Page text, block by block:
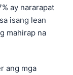
ay nararapat
isang lean
mahirap na
ang mga